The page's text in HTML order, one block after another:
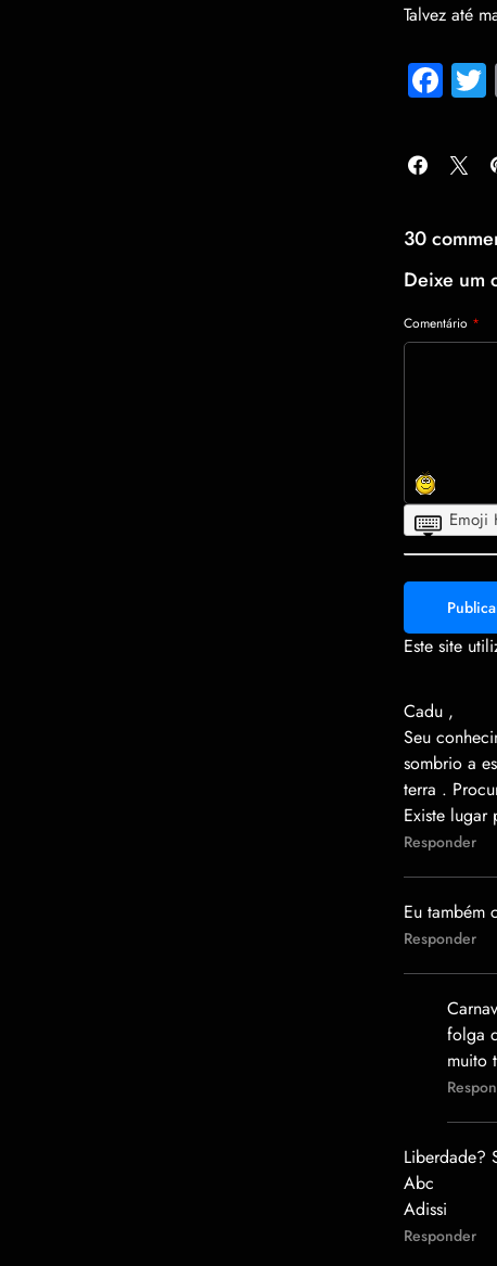
Talvez até
30
Deixe um
Comentário *
Emoji
Smileys
Este site
Cadu ,
Seu
sombrio a
terra .
Existe
Responder
Eu também
Responder
folga
muito
Liberdade?
Abc
Adissi
Responder